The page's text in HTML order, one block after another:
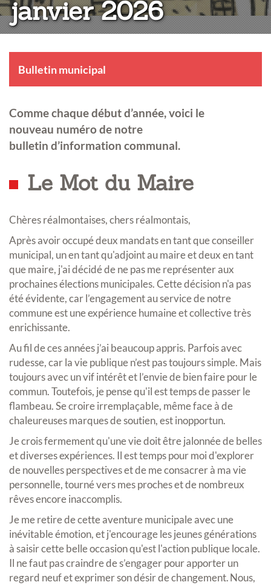
janvier 2026
Bulletin municipal
Comme chaque début d’année, voici le
nouveau numéro de notre
bulletin d’information communal.
Le Mot du Maire
Chères réalmontaises, chers réalmontais,
Après avoir occupé deux mandats en tant que conseiller
municipal, un en tant qu'adjoint au maire et deux en tant
que maire, j'ai décidé de ne pas me représenter aux
prochaines élections municipales. Cette décision n'a pas
été évidente, car l’engagement au service de notre
commune est une expérience humaine et collective très
enrichissante.
Au fil de ces années j’ai beaucoup appris. Parfois avec
rudesse, car la vie publique n’est pas toujours simple. Mais
toujours avec un vif intérêt et l’envie de bien faire pour le
commun. Toutefois, je pense qu'il est temps de passer le
flambeau. Se croire irremplaçable, même face à de
chaleureuses marques de soutien, est inopportun.
Je crois fermement qu'une vie doit être jalonnée de belles
et diverses expériences. Il est temps pour moi d'explorer
de nouvelles perspectives et de me consacrer à ma vie
personnelle, tourné vers mes proches et de nombreux
rêves encore inaccomplis.
Je me retire de cette aventure municipale avec une
inévitable émotion, et j'encourage les jeunes générations
à saisir cette belle occasion qu'est l'action publique locale.
Il ne faut pas craindre de s’engager pour apporter un
regard neuf et exprimer son désir de changement. Nous,